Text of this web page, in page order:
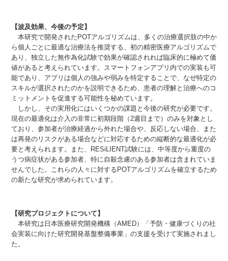
【波及効果、今後の予定 】
本研究で開発されたPOTアルゴリズムは、多くの治療選択肢の中か
ら個人ごとに最適な治療法を推奨する、初の精密医療アルゴリズムで
あり、独立した無作為化試験で効果が確認されれば臨床的に極めて価
値があると考えられています。スマートフォンアプリ内での実装も可
能であり、アプリは個人の強みや弱みを特定することで、なぜ特定の
スキルが選択されたのかを説明できるため、患者の理解と治療へのコ
ミットメントを促進する可能性を秘めています。
しかし、その実用化にはいくつかの課題と今後の研究が必要です。
現在の最適化は介入の非常に初期段階（2週目まで）のみを対象とし
ており、参加者が治療経過から外れた場合や、反応しない場合、また
は再発のリスクがある場合などに対応するための縦断的な最適化が必
要と考えられます。また、RESiLIENT試験には、中等度から重度の
うつ病症状がある参加者、特に自殺念慮のある参加者は含まれていま
せんでした。これらの人々に対するPOTアルゴリズムを確立するため
の新たな研究が求められています。
【研究プロジェクトについて】
本研究は⽇本医療研究開発機構（AMED）「予防・健康づくりの社
会実装に向けた研究開発基盤整備事業」の⽀援を受けて実施されまし
た。